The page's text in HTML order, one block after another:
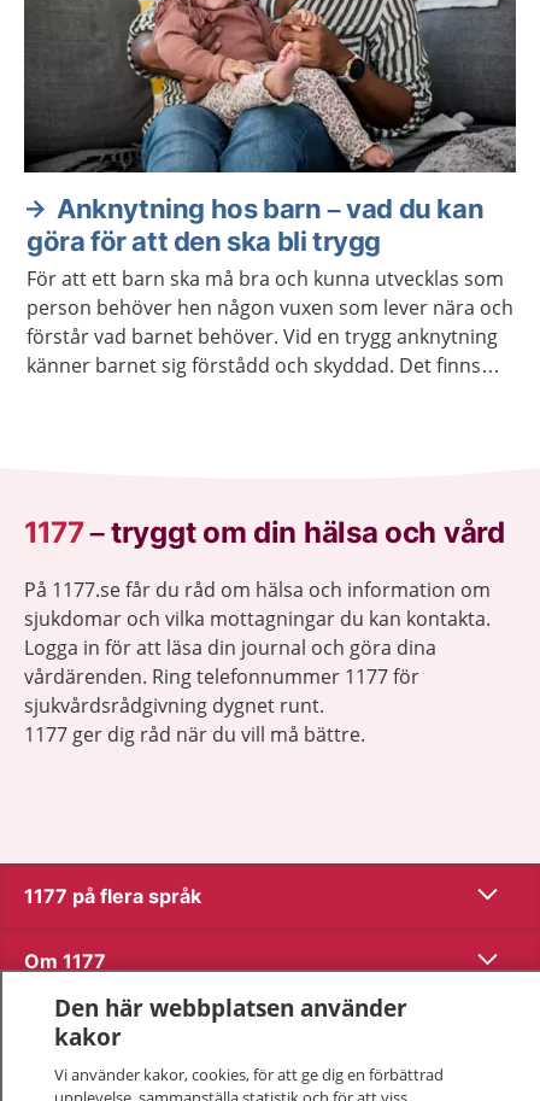
Anknytning hos barn – vad du kan
göra för att den ska bli trygg
För att ett barn ska må bra och kunna utvecklas som
person behöver hen någon vuxen som lever nära och
förstår vad barnet behöver. Vid en trygg anknytning
känner barnet sig förstådd och skyddad. Det finns
1177–tryggt om din hälsa och vård
På 1177.se får du råd om hälsa och information om
sjukdomar och vilka mottagningar du kan kontakta.
Logga in för att läsa din journal och göra dina
vårdärenden. Ring telefonnummer 1177 för
sjukvårdsrådgivning dygnet runt.
1177 ger dig råd när du vill må bättre.
1177 på flera språk Visa
Om 1177 Visa
Kontakt
Den här webbplatsen använder
kakor
Vi använder kakor, cookies, för att ge dig en förbättrad